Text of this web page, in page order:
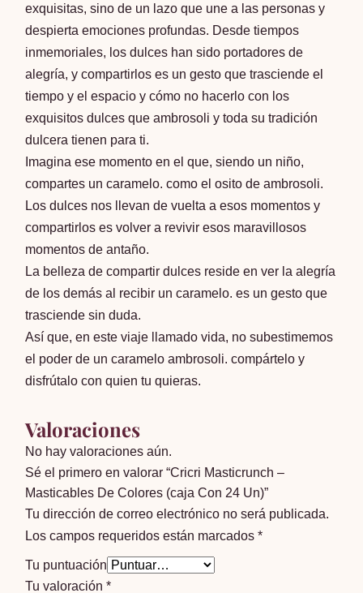
exquisitas, sino de un lazo que une a las personas y
despierta emociones profundas. Desde tiempos
inmemoriales, los dulces han sido portadores de
alegría, y compartirlos es un gesto que trasciende el
tiempo y el espacio y cómo no hacerlo con los
exquisitos dulces que ambrosoli y toda su tradición
dulcera tienen para ti.
Imagina ese momento en el que, siendo un niño,
compartes un caramelo. como el osito de ambrosoli.
Los dulces nos llevan de vuelta a esos momentos y
compartirlos es volver a revivir esos maravillosos
momentos de antaño.
La belleza de compartir dulces reside en ver la alegría
de los demás al recibir un caramelo. es un gesto que
trasciende sin duda.
Así que, en este viaje llamado vida, no subestimemos
el poder de un caramelo ambrosoli. compártelo y
disfrútalo con quien tu quieras.
Valoraciones
No hay valoraciones aún.
Sé el primero en valorar “Cricri Masticrunch –
Masticables De Colores (caja Con 24 Un)”
Tu dirección de correo electrónico no será publicada.
Los campos requeridos están marcados*
Tu puntuación
Tu valoración*